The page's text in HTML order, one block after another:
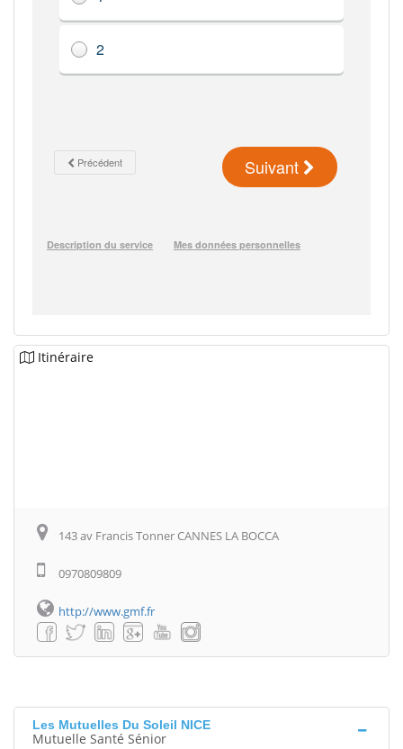
Itinéraire
143 av Francis Tonner CANNES LA BOCCA
0970809809
http://www.gmf.fr
Les Mutuelles Du Soleil NICE
Mutuelle Santé Sénior